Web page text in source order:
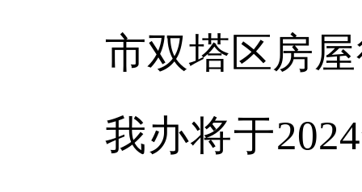
市双塔区房
我办将于